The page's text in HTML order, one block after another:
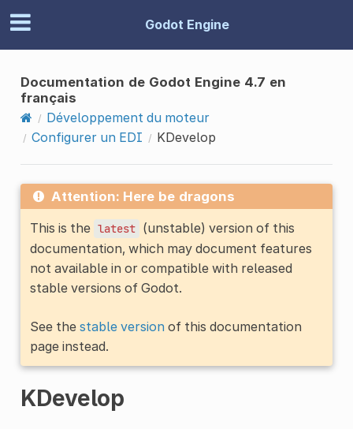
Godot Engine
Documentation de Godot Engine 4.7 en
français
Développement du moteur
Configurer un EDI
KDevelop
Attention: Here be dragons
This is the latest (unstable) version of this
documentation, which may document features
not available in or compatible with released
stable versions of Godot.
See the stable versionof this documentation
page instead.
KDevelop